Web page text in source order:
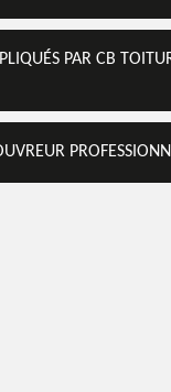
PAR CB